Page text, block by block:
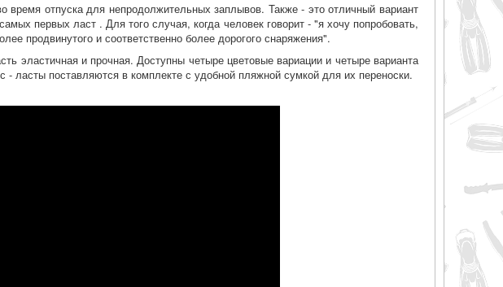
время отпуска для непродолжительных заплывов. Также - это отличный вариант
первых ласт . Для того случая, когда человек говорит - "я хочу попробовать,
продвинутого и соответственно более дорогого снаряжения".
эластичная и прочная. Доступны четыре цветовые вариации и четыре варианта
- ласты поставляются в комплекте с удобной пляжной сумкой для их переноски.